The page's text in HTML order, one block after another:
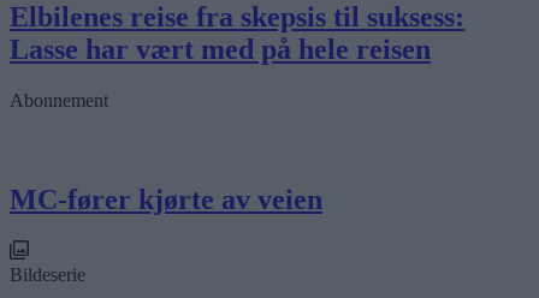
Elbilenes reise fra skepsis til suksess:
Lasse har vært med på hele reisen
Abonnement
MC-fører kjørte av veien
Bildeserie